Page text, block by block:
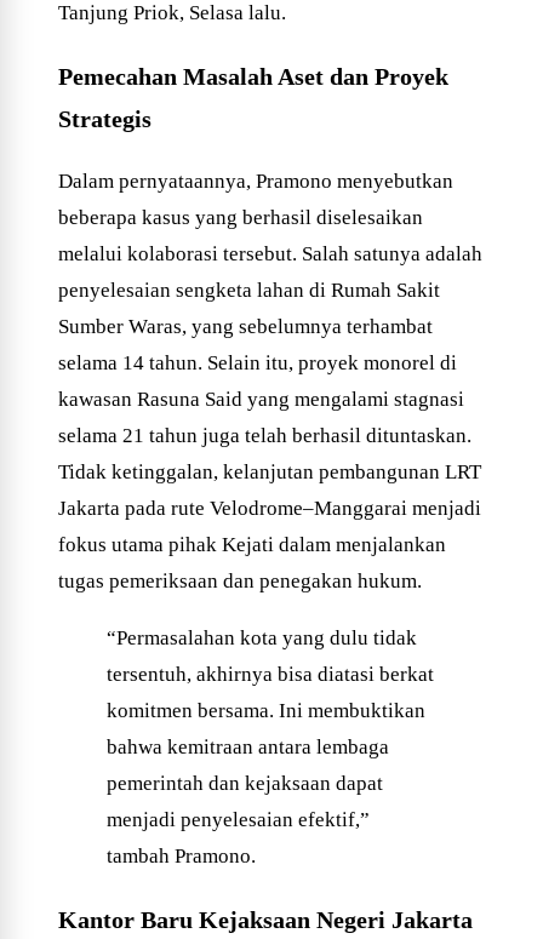
Tanjung Priok, Selasa lalu.
Pemecahan Masalah Aset dan Proyek
Strategis
Dalam pernyataannya, Pramono menyebutkan
beberapa kasus yang berhasil diselesaikan
melalui kolaborasi tersebut. Salah satunya adalah
penyelesaian sengketa lahan di Rumah Sakit
Sumber Waras, yang sebelumnya terhambat
selama 14 tahun. Selain itu, proyek monorel di
kawasan Rasuna Said yang mengalami stagnasi
selama 21 tahun juga telah berhasil dituntaskan.
Tidak ketinggalan, kelanjutan pembangunan LRT
Jakarta pada rute Velodrome–Manggarai menjadi
fokus utama pihak Kejati dalam menjalankan
tugas pemeriksaan dan penegakan hukum.
“Permasalahan kota yang dulu tidak
tersentuh, akhirnya bisa diatasi berkat
komitmen bersama. Ini membuktikan
bahwa kemitraan antara lembaga
pemerintah dan kejaksaan dapat
menjadi penyelesaian efektif,”
tambah Pramono.
Kantor Baru Kejaksaan Negeri Jakarta